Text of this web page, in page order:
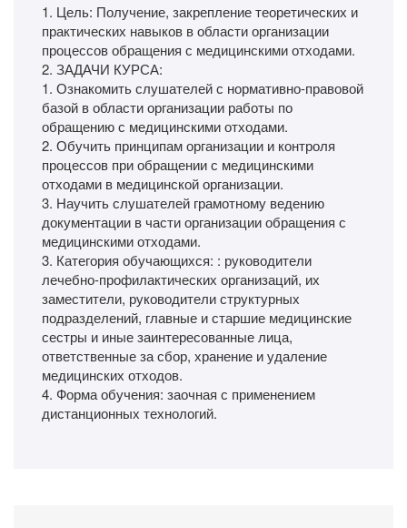
1. Цель: Получение, закрепление теоретических и
практических навыков в области организации
процессов обращения с медицинскими отходами.
2. ЗАДАЧИ КУРСА:
1. Ознакомить слушателей с нормативно-правовой
базой в области организации работы по
обращению с медицинскими отходами.
2. Обучить принципам организации и контроля
процессов при обращении с медицинскими
отходами в медицинской организации.
3. Научить слушателей грамотному ведению
документации в части организации обращения с
медицинскими отходами.
3. Категория обучающихся: : руководители
лечебно-профилактических организаций, их
заместители, руководители структурных
подразделений, главные и старшие медицинские
сестры и иные заинтересованные лица,
ответственные за сбор, хранение и удаление
медицинских отходов.
4. Форма обучения: заочная с применением
дистанционных технологий.